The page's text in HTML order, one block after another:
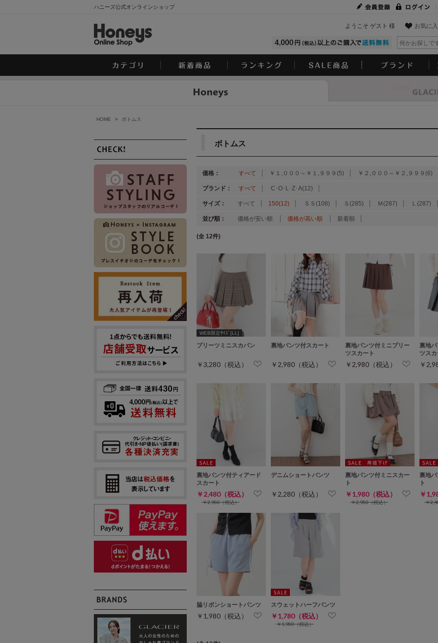
ハニーズ公式オンラインショップ
お気に入
ようこそ ゲスト 様
HOME > ボトムス
ボトムス
価格： すべて ￥１,０００～￥１,９９９(5) ￥２,０００～￥２,９９９(6)
ブランド： すべて C･O･L･Z･A(12)
サイズ： すべて 150(12) ＳＳ(108) Ｓ(285) Ｍ(287) Ｌ(287)
並び順： 価格が安い順 価格が高い順 新着順
(全 12件)
WEB限定ｻｲｽﾞ[LL]
プリーツミニスカパン
￥3,280（税込）
裏地パンツ付スカート
￥2,980（税込）
裏地パンツ付ミニプリー
ツスカート
￥2,980（税込）
裏地
ツスカ
￥
裏地パンツ付ティアード
スカート
￥2,480（税込）
￥2,980（税込）
デニムショートパンツ
￥2,280（税込）
裏地パンツ付ミニスカー
ト
￥1,980（税込）
￥2,980（税込）
裏地
ト
￥
￥
脇リボンショートパンツ
￥1,980（税込）
スウェットハーフパンツ
￥1,780（税込）
￥1,980（税込）